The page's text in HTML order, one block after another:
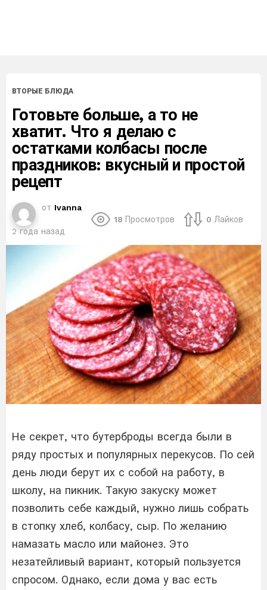
ВТОРЫЕ БЛЮДА
Готовьте больше, а то не
хватит. Что я делаю с
остатками колбасы после
праздников: вкусный и простой
рецепт
от Ivanna
2 года назад
18 Просмотров 0 Лайков
Не секрет, что бутерброды всегда были в
ряду простых и популярных перекусов. По сей
день люди берут их с собой на работу, в
школу, на пикник. Такую закуску может
позволить себе каждый, нужно лишь собрать
в стопку хлеб, колбасу, сыр. По желанию
намазать масло или майонез. Это
незатейливый вариант, который пользуется
спросом. Однако, если дома у вас есть